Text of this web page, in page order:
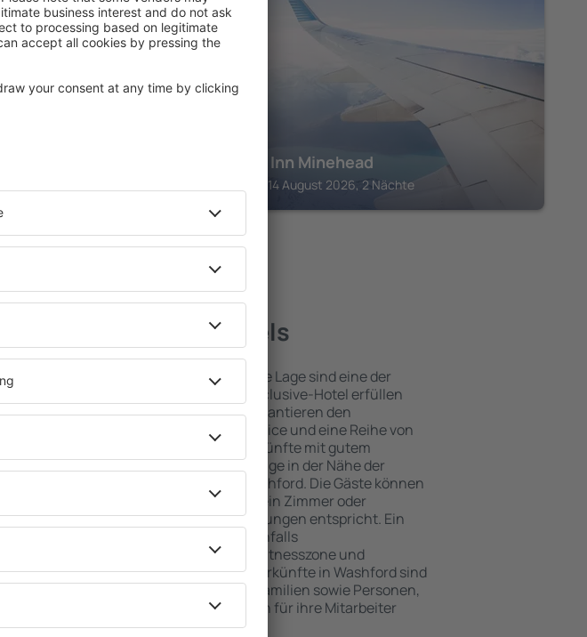
MINEHEAD
Premier Inn Minehead
Minehead, 14 August 2026, 2 Nächte
Washford – beste Hotels
Umfassender Service und eine attraktive Lage sind eine der
wichtigsten Bedingungen, die ein All-Inclusive-Hotel erfüllen
muss. Die besten Hotels in Washford garantieren den
Hotelgästen einen hervorragenden Service und eine Reihe von
Annehmlichkeiten. Hochwertige Unterkünfte mit gutem
Standard bieten eine ausgezeichnete Lage in der Nähe der
wichtigsten Sehenswürdigkeiten in Washford. Die Gäste können
die kostenlosen Parkplätze nutzen und ein Zimmer oder
Apartment auswählen, das ihren Erwartungen entspricht. Ein
Hotel mit hohem Standard umfasst ebenfalls
abwechslungsreiches Menü, SPA oder Fitnesszone und
Attraktionen für Kinder. Die besten Unterkünfte in Washford sind
eine hervorragende Lösung für Paare, Familien sowie Personen,
die geschäftlich reisen oder Schulungen für ihre Mitarbeiter
organisieren möchten.